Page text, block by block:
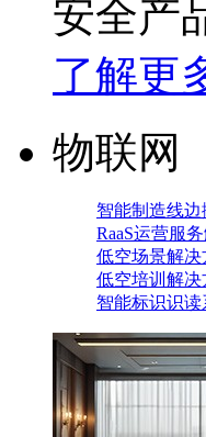
安全产
了解更
物联网
智能制造线
RaaS运营服
低空场景解决
低空培训解决
智能标识识读